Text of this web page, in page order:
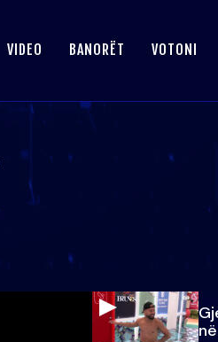
VIDEO BANORËT VOTONI